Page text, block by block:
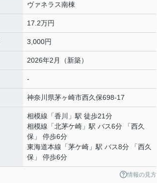
ヴァネラス南棟
17.2万円
3,000円
2026年2月（新築）
-
神奈川県茅ヶ崎市西久保698-17
相模線 「香川
」駅 徒歩21分
相模線 「北茅ケ崎 」駅 バス6分 「西久
保」 停歩6分
東海道本線 「茅ケ崎 」駅 バス8分 「西久
保」 停歩6分
情報の見方